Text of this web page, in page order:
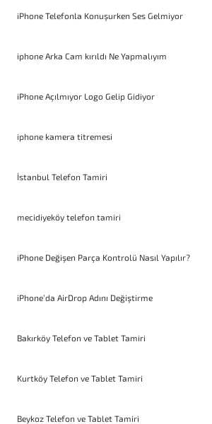
iPhone Telefonla Konuşurken Ses Gelmiyor
iphone Arka Cam kırıldı Ne Yapmalıyım
iPhone Açılmıyor Logo Gelip Gidiyor
iphone kamera titremesi
İstanbul Telefon Tamiri
mecidiyeköy telefon tamiri
iPhone Değişen Parça Kontrolü Nasıl Yapılır?
iPhone’da AirDrop Adını Değiştirme
Bakırköy Telefon ve Tablet Tamiri
Kurtköy Telefon ve Tablet Tamiri
Beykoz Telefon ve Tablet Tamiri